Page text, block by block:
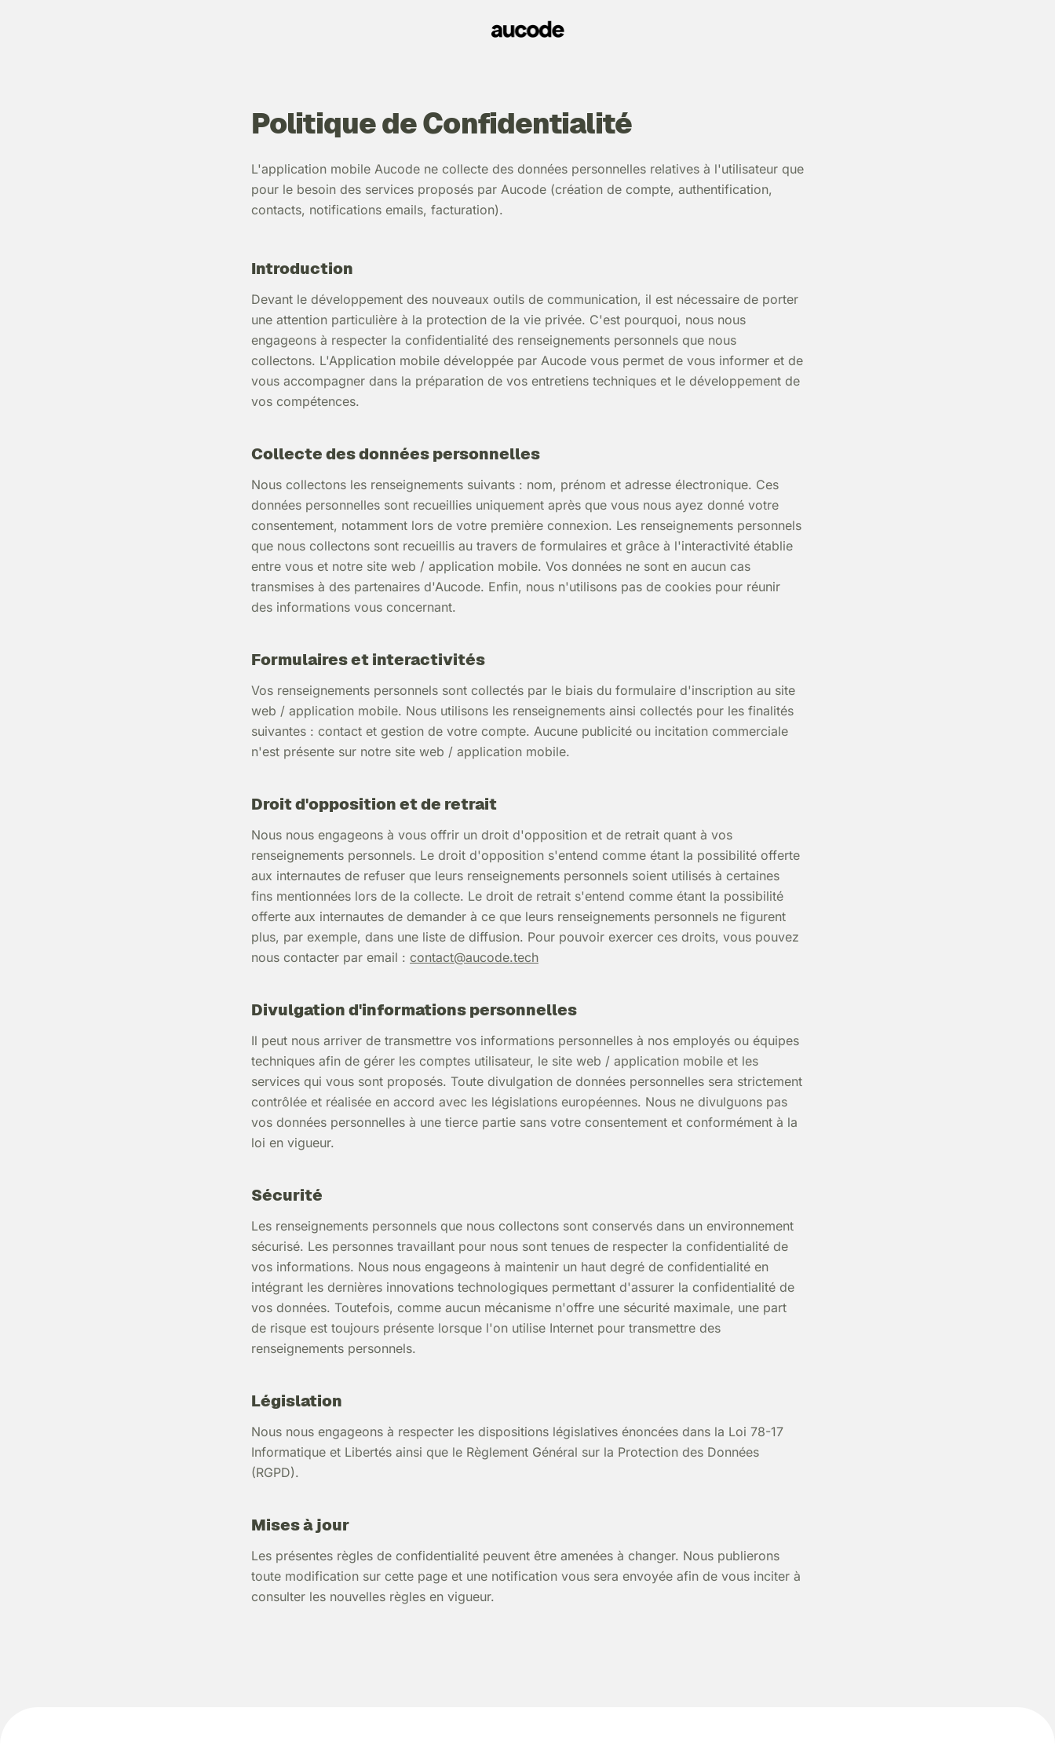
Politique de Confidentialité
L'application mobile Aucode ne collecte des données personnelles relatives à l'utilisateur que
pour le besoin des services proposés par Aucode (création de compte, authentification,
contacts, notifications emails, facturation).
Introduction
Devant le développement des nouveaux outils de communication, il est nécessaire de porter
une attention particulière à la protection de la vie privée. C'est pourquoi, nous nous
engageons à respecter la confidentialité des renseignements personnels que nous
collectons. L'Application mobile développée par Aucode vous permet de vous informer et de
vous accompagner dans la préparation de vos entretiens techniques et le développement de
vos compétences.
Collecte des données personnelles
Nous collectons les renseignements suivants : nom, prénom et adresse électronique. Ces
données personnelles sont recueillies uniquement après que vous nous ayez donné votre
consentement, notamment lors de votre première connexion. Les renseignements personnels
que nous collectons sont recueillis au travers de formulaires et grâce à l'interactivité établie
entre vous et notre site web / application mobile. Vos données ne sont en aucun cas
transmises à des partenaires d'Aucode. Enfin, nous n'utilisons pas de cookies pour réunir
des informations vous concernant.
Formulaires et interactivités
Vos renseignements personnels sont collectés par le biais du formulaire d'inscription au site
web / application mobile. Nous utilisons les renseignements ainsi collectés pour les finalités
suivantes : contact et gestion de votre compte. Aucune publicité ou incitation commerciale
n'est présente sur notre site web / application mobile.
Droit d'opposition et de retrait
Nous nous engageons à vous offrir un droit d'opposition et de retrait quant à vos
renseignements personnels. Le droit d'opposition s'entend comme étant la possibilité offerte
aux internautes de refuser que leurs renseignements personnels soient utilisés à certaines
fins mentionnées lors de la collecte. Le droit de retrait s'entend comme étant la possibilité
offerte aux internautes de demander à ce que leurs renseignements personnels ne figurent
plus, par exemple, dans une liste de diffusion. Pour pouvoir exercer ces droits, vous pouvez
nous contacter par email : contact@aucode.tech
Divulgation d'informations personnelles
Il peut nous arriver de transmettre vos informations personnelles à nos employés ou équipes
techniques afin de gérer les comptes utilisateur, le site web / application mobile et les
services qui vous sont proposés. Toute divulgation de données personnelles sera strictement
contrôlée et réalisée en accord avec les législations européennes. Nous ne divulguons pas
vos données personnelles à une tierce partie sans votre consentement et conformément à la
loi en vigueur.
Sécurité
Les renseignements personnels que nous collectons sont conservés dans un environnement
sécurisé. Les personnes travaillant pour nous sont tenues de respecter la confidentialité de
vos informations. Nous nous engageons à maintenir un haut degré de confidentialité en
intégrant les dernières innovations technologiques permettant d'assurer la confidentialité de
vos données. Toutefois, comme aucun mécanisme n'offre une sécurité maximale, une part
de risque est toujours présente lorsque l'on utilise Internet pour transmettre des
renseignements personnels.
Législation
Nous nous engageons à respecter les dispositions législatives énoncées dans la Loi 78-17
Informatique et Libertés ainsi que le Règlement Général sur la Protection des Données
(RGPD).
Mises à jour
Les présentes règles de confidentialité peuvent être amenées à changer. Nous publierons
toute modification sur cette page et une notification vous sera envoyée afin de vous inciter à
consulter les nouvelles règles en vigueur.